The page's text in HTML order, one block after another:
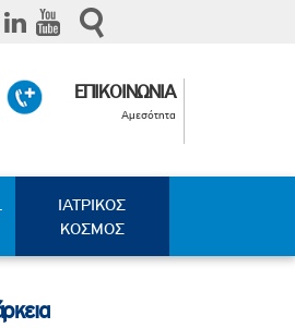
ΕΠΙΚΟΙΝΩΝΙΑ
Αμεσότητα
ΙΑΤΡΙΚΟΣ
ΚΟΣΜΟΣ